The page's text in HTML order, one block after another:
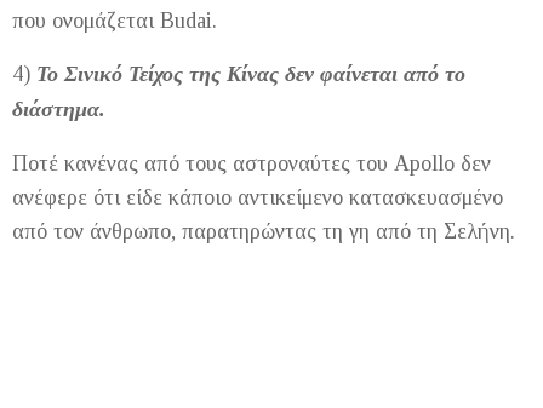
που ονομάζεται Budai.
4) Το Σινικό Τείχος της Κίνας δεν φαίνεται από το
διάστημα.
Ποτέ κανένας από τους αστροναύτες του Apollo δεν
ανέφερε ότι είδε κάποιο αντικείμενο κατασκευασμένο
από τον άνθρωπο, παρατηρώντας τη γη από τη Σελήνη.